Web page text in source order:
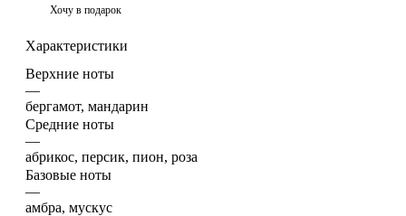
Хочу в подарок
Характеристики
Верхние ноты
—
бергамот, мандарин
Средние ноты
—
абрикос, персик, пион, роза
Базовые ноты
—
амбра, мускус